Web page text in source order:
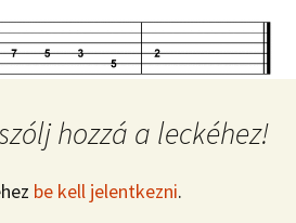
hozzá a leckéhez!
be kell jelentkezni.